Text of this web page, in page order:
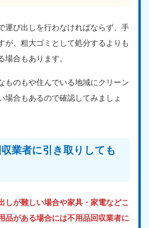
運び出しを行わなければならず、手
が、粗大ゴミとして処分するよりも
場合もあります。
ものもや住んでいる地域にクリーン
場合もあるので確認してみましょ
業者に引き取りしても
しが難しい場合や家具・家電などこ
品がある場合には不用品回収業者に